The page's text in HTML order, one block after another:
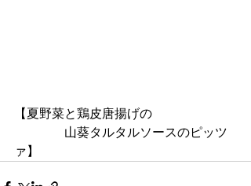
【夏野菜と鶏皮唐揚げの
山葵タルタルソースのピッツ
ァ】